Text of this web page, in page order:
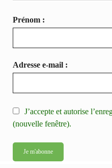
Prénom :
Adresse e-mail :
J’accepte et autorise
(nouvelle fenêtre).